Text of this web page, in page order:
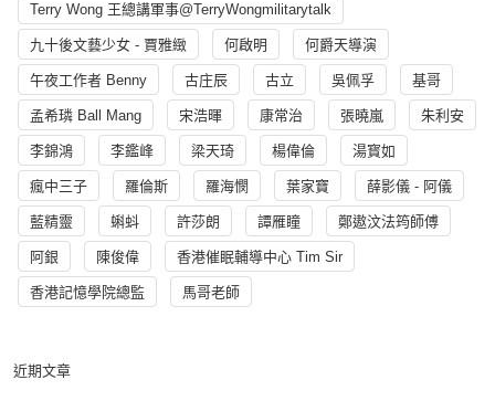
Terry Wong 王總講軍事@TerryWongmilitarytalk
九十後文藝少女 - 賈雅緻 何啟明 何爵天導演
午夜工作者 Benny 古庄辰 古立 吳佩孚 基哥
孟希璘 Ball Mang 宋浩暉 康常治 張曉嵐 朱利安
李錦鴻 李鑑峰 梁天琦 楊偉倫 湯寳如
瘋中三子 羅倫斯 羅海憫 葉家寶 薛影儀 - 阿儀
藍精靈 蝌蚪 許莎朗 譚雁瞳 鄭遨汶法筠師傅
阿銀 陳俊偉 香港催眠輔導中心 Tim Sir
香港記憶學院總監 馬哥老師
近期文章